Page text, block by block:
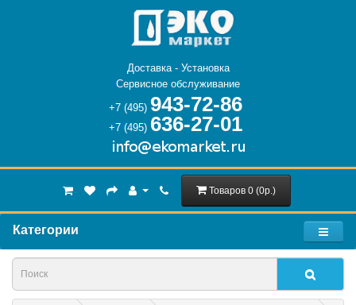
Доставка - Установка
Сервисное обслуживание
+7 (495) 943-72-86
+7 (495) 636-27-01
Товаров 0 (0р.)
Категории